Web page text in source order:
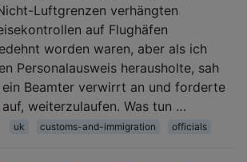
Luftgrenzen verhängten
auf Flughäfen
worden waren, aber als ich
Personalausweis herausholte, sah
ein Beamter verwirrt an und forderte
weiterzulaufen. Was tun …
uk customs-and-immigration officials